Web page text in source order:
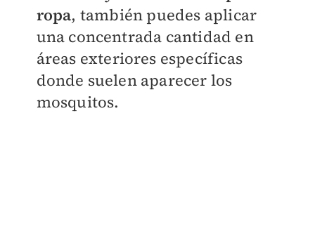
ropa, también puedes aplicar
una concentrada cantidad en
áreas exteriores específicas
donde suelen aparecer los
mosquitos.